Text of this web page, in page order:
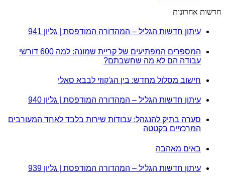
חדשות אחרונות
עיתון חדשות הגליל – המהדורה המודפסת | גליון 941
המספרים המפתיעים של קריית שמונה: למה 600 דורשי
עבודה הם לא מה שחשבתם?
חישוב מסלול מחדש: בין הג'קוזי לבבא סאלי
עיתון חדשות הגליל – המהדורה המודפסת | גליון 940
סערה בתיק להנגהל: עבודות שירות בלבד לאחד המעורבים
המרכזיים בקטטה
באים מאהבה
עיתון חדשות הגליל – המהדורה המודפסת | גליון 939